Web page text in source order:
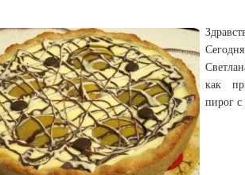
как
пирог с